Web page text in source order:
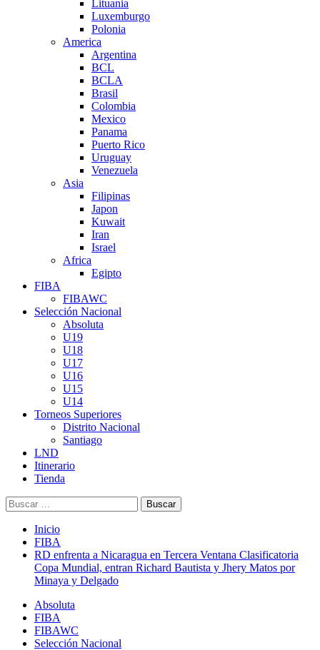
Lituania
Luxemburgo
Polonia
America
Argentina
BCL
BCLA
Brasil
Colombia
Mexico
Panama
Puerto Rico
Uruguay
Venezuela
Asia
Filipinas
Japon
Kuwait
Iran
Israel
Africa
Egipto
FIBA
FIBAWC
Selección Nacional
Absoluta
U19
U18
U17
U16
U15
U14
Torneos Superiores
Distrito Nacional
Santiago
LND
Itinerario
Tienda
Buscar:
Inicio
FIBA
RD enfrenta a Nicaragua en Tercera Ventana Clasificatoria
Copa Mundial, entran Richard Bautista y Jhery Matos por
Minaya y Delgado
Absoluta
FIBA
FIBAWC
Selección Nacional